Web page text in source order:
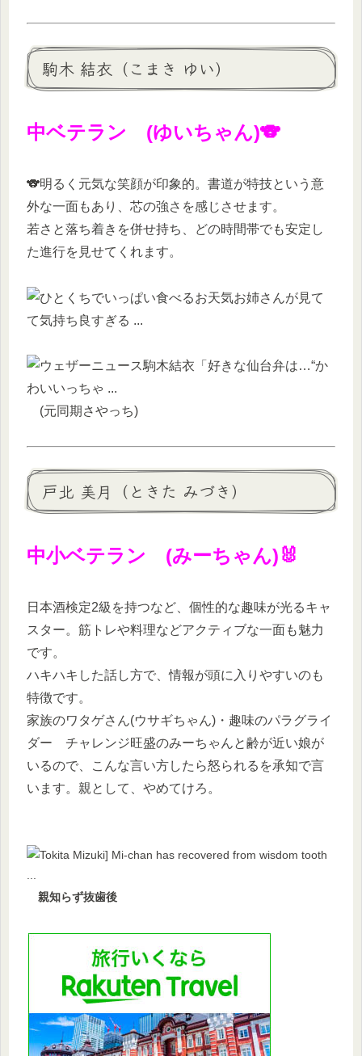
駒木 結衣（こまき ゆい）
中ベテラン (ゆいちゃん)🐨
🐨明るく元気な笑顔が印象的。書道が特技という意
外な一面もあり、芯の強さを感じさせます。
若さと落ち着きを併せ持ち、どの時間帯でも安定し
た進行を見せてくれます。
(元同期さやっち)
戸北 美月（ときた みづき）
中小ベテラン (みーちゃん)🐰
日本酒検定2級を持つなど、個性的な趣味が光るキャ
スター。筋トレや料理などアクティブな一面も魅力
です。
ハキハキした話し方で、情報が頭に入りやすいのも
特徴です。
家族のワタゲさん(ウサギちゃん)・趣味のパラグライ
ダー チャレンジ旺盛のみーちゃんと齢が近い娘が
いるので、こんな言い方したら怒られるを承知で言
います。親として、やめてけろ。
親知らず抜歯後